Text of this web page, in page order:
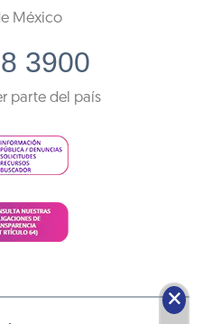
México
3900
parte del país
🗙